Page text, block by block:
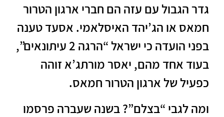
גדר הגבול עם עזה הם חברי ארגון הטרור
חמאס או הג’יהד האיסלאמי. אסעד טענה
בפני הועדה כי ישראל “הרגה 2 עיתונאים”,
בעוד אחד מהם, יאסר מורתג’א זוהה
כפעיל של ארגון הטרור חמאס.
ומה לגבי “בצלם”? בשנה שעברה פרסמו